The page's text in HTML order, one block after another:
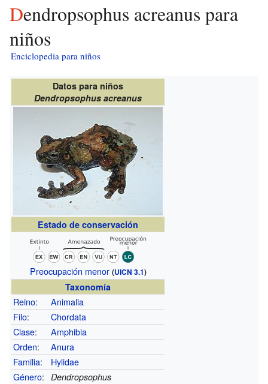
Dendropsophus acreanus para
niños
Enciclopedia para niños
Datos para niños
Dendropsophus acreanus
Estado de conservación
Preocupación menor (UICN 3.1)
Taxonomía
Reino:
Animalia
Filo:
Chordata
Clase:
Amphibia
Orden:
Anura
Familia:
Hylidae
Género: Dendropsophus